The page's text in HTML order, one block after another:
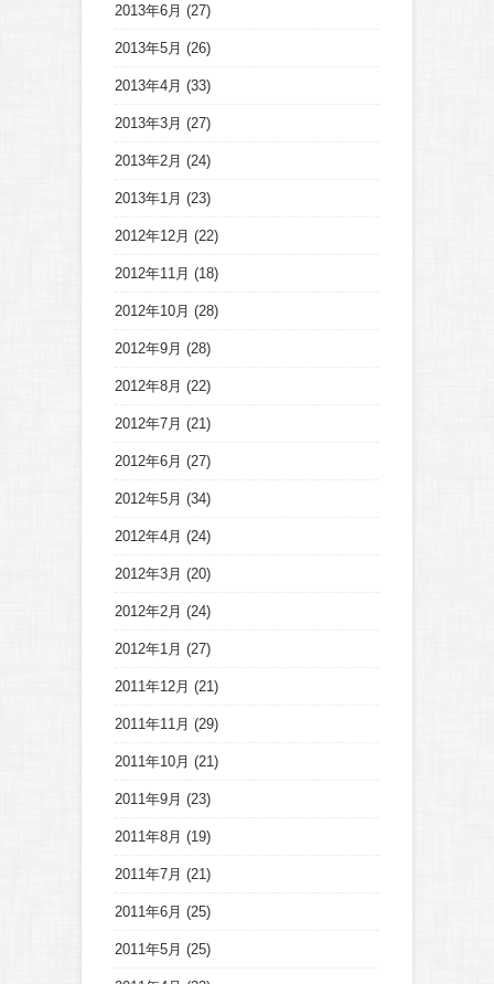
2013年6月 (27)
2013年5月 (26)
2013年4月 (33)
2013年3月 (27)
2013年2月 (24)
2013年1月 (23)
2012年12月 (22)
2012年11月 (18)
2012年10月 (28)
2012年9月 (28)
2012年8月 (22)
2012年7月 (21)
2012年6月 (27)
2012年5月 (34)
2012年4月 (24)
2012年3月 (20)
2012年2月 (24)
2012年1月 (27)
2011年12月 (21)
2011年11月 (29)
2011年10月 (21)
2011年9月 (23)
2011年8月 (19)
2011年7月 (21)
2011年6月 (25)
2011年5月 (25)